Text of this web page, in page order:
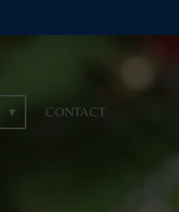
CONTACT